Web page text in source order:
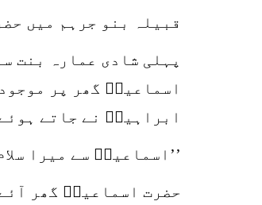
قبیلہ بنو جرہم میں
پہلی شادی عمارہ بنت
اسماعیلؑ گھر پر
ابراہیمؑ نے جاتے
’’اسماعیلؑ سے میرا
حضرت اسماعیلؑ گھر